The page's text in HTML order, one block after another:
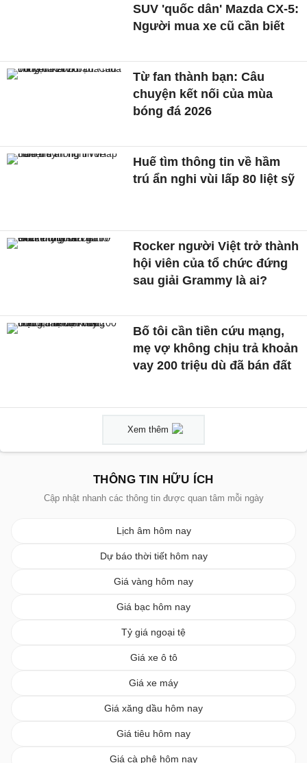
SUV 'quốc dân' Mazda CX-5:
Người mua xe cũ cần biết
Từ fan thành bạn: Câu
chuyện kết nối của mùa
bóng đá 2026
Huế tìm thông tin về hầm
trú ẩn nghi vùi lấp 80 liệt sỹ
Rocker người Việt trở thành
hội viên của tổ chức đứng
sau giải Grammy là ai?
Bố tôi cần tiền cứu mạng,
mẹ vợ không chịu trả khoản
vay 200 triệu dù đã bán đất
Xem thêm
THÔNG TIN HỮU ÍCH
Cập nhật nhanh các thông tin được quan tâm mỗi ngày
Lịch âm hôm nay
Dự báo thời tiết hôm nay
Giá vàng hôm nay
Giá bạc hôm nay
Tỷ giá ngoại tệ
Giá xe ô tô
Giá xe máy
Giá xăng dầu hôm nay
Giá tiêu hôm nay
Giá cà phê hôm nay